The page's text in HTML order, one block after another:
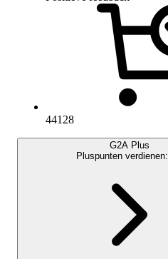
44128
G2A Plus
Pluspunten verdienen: